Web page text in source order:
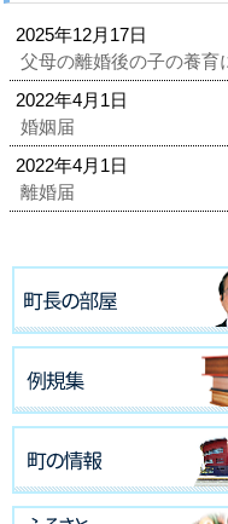
2025年12月17日
父母の離婚後の子の養育
2022年4月1日
婚姻届
2022年4月1日
離婚届